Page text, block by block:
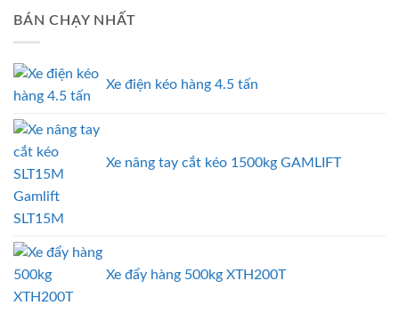
BÁN CHẠY NHẤT
Xe điện kéo hàng 4.5 tấn
Xe nâng tay cắt kéo 1500kg GAMLIFT
SLT15M
Xe đẩy hàng 500kg XTH200T